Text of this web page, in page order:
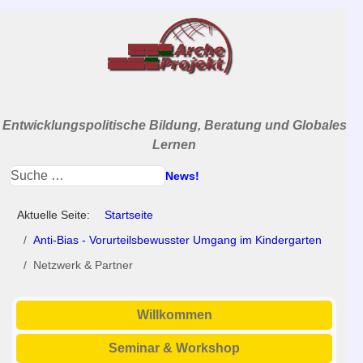
Entwicklungspolitische Bildung, Beratung und Globales
Lernen
News!
Aktuelle Seite:
Startseite
Anti-Bias - Vorurteilsbewusster Umgang im Kindergarten
Netzwerk & Partner
Willkommen
Seminar & Workshop